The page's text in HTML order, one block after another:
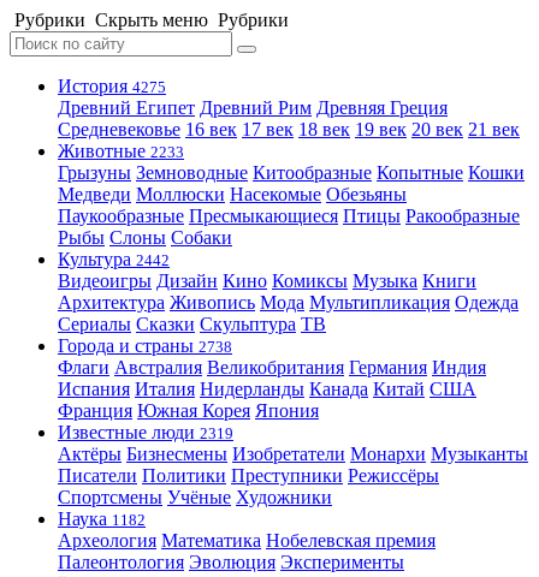
Рубрики Скрыть меню Рубрики
История 4275
Древний Египет Древний Рим Древняя Греция
Средневековье 16 век 17 век 18 век 19 век 20 век 21 век
Животные 2233
Грызуны Земноводные Китообразные Копытные Кошки
Медведи Моллюски Насекомые Обезьяны
Паукообразные Пресмыкающиеся Птицы Ракообразные
Рыбы Слоны Собаки
Культура 2442
Видеоигры Дизайн Кино Комиксы Музыка Книги
Архитектура Живопись Мода Мультипликация Одежда
Сериалы Сказки Скульптура ТВ
Города и страны 2738
Флаги Австралия Великобритания Германия Индия
Испания Италия Нидерланды Канада Китай США
Франция Южная Корея Япония
Известные люди 2319
Актёры Бизнесмены Изобретатели Монархи Музыканты
Писатели Политики Преступники Режиссёры
Спортсмены Учёные Художники
Наука 1182
Археология Математика Нобелевская премия
Палеонтология Эволюция Эксперименты